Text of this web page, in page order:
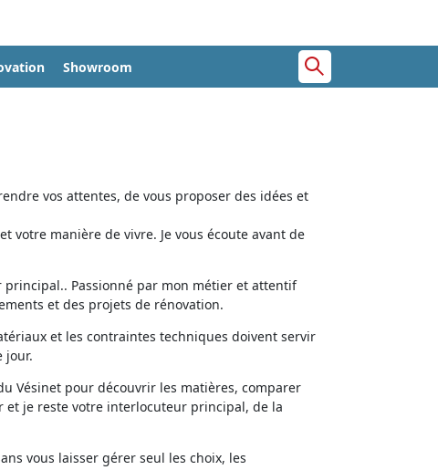
Showroom
vos attentes, de vous proposer des idées et
votre manière de vivre. Je vous écoute avant de
principal.. Passionné par mon métier et attentif
et des projets de rénovation.
et les contraintes techniques doivent servir
jour.
Vésinet pour découvrir les matières, comparer
et je reste votre interlocuteur principal, de la
vous laisser gérer seul les choix, les